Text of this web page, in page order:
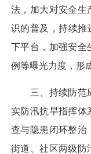
法，加大对安全生
识的普及，持续推
下平台，加强安全
例等曝光力度，形
三、持续防范应
实防汛抗旱指挥体
查与隐患闭环整治
街道、社区两级防